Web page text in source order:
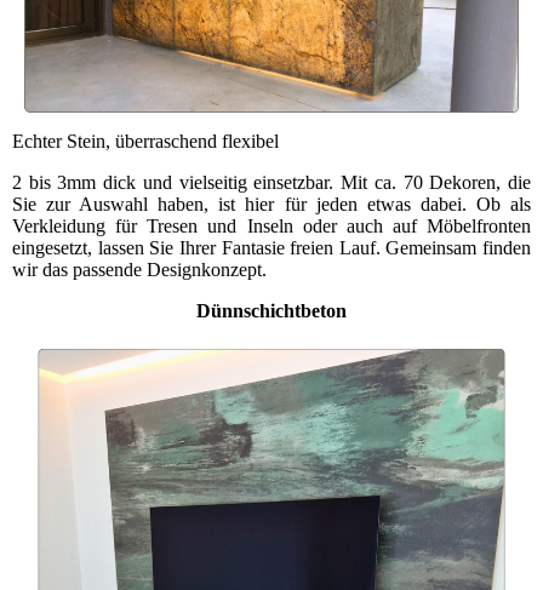
Echter Stein, überraschend flexibel
2 bis 3mm dick und vielseitig einsetzbar. Mit ca. 70 Dekoren, die
Sie zur Auswahl haben, ist hier für jeden etwas dabei. Ob als
Verkleidung für Tresen und Inseln oder auch auf Möbelfronten
eingesetzt, lassen Sie Ihrer Fantasie freien Lauf. Gemeinsam finden
wir das passende Designkonzept.
Dünnschichtbeton